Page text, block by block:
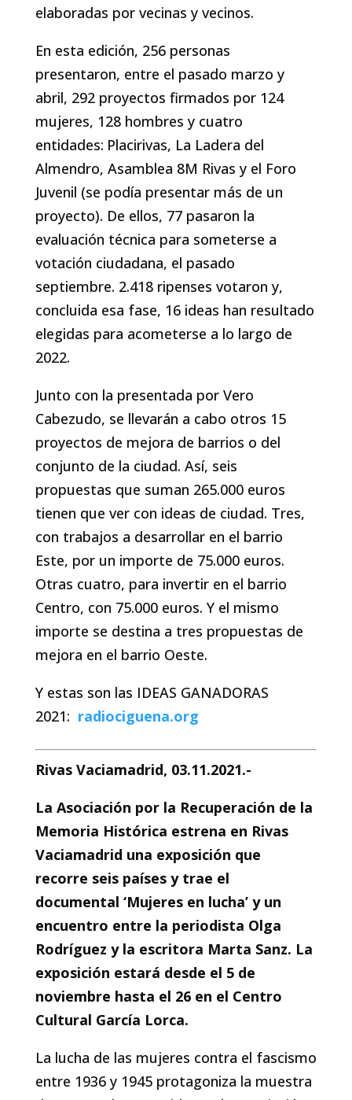
elaboradas por vecinas y vecinos.
En esta edición, 256 personas
presentaron, entre el pasado marzo y
abril, 292 proyectos firmados por 124
mujeres, 128 hombres y cuatro
entidades: Placirivas, La Ladera del
Almendro, Asamblea 8M Rivas y el Foro
Juvenil (se podía presentar más de un
proyecto). De ellos, 77 pasaron la
evaluación técnica para someterse a
votación ciudadana, el pasado
septiembre. 2.418 ripenses votaron y,
concluida esa fase, 16 ideas han resultado
elegidas para acometerse a lo largo de
2022.
Junto con la presentada por Vero
Cabezudo, se llevarán a cabo otros 15
proyectos de mejora de barrios o del
conjunto de la ciudad. Así, seis
propuestas que suman 265.000 euros
tienen que ver con ideas de ciudad. Tres,
con trabajos a desarrollar en el barrio
Este, por un importe de 75.000 euros.
Otras cuatro, para invertir en el barrio
Centro, con 75.000 euros. Y el mismo
importe se destina a tres propuestas de
mejora en el barrio Oeste.
Y estas son las IDEAS GANADORAS
2021: radiociguena.org
Rivas Vaciamadrid, 03.11.2021.-
La Asociación por la Recuperación de la
Memoria Histórica estrena en Rivas
Vaciamadrid una exposición que
recorre seis países y trae el
documental ‘Mujeres en lucha’ y un
encuentro entre la periodista Olga
Rodríguez y la escritora Marta Sanz. La
exposición estará desde el 5 de
noviembre hasta el 26 en el Centro
Cultural García Lorca.
La lucha de las mujeres contra el fascismo
entre 1936 y 1945 protagoniza la muestra